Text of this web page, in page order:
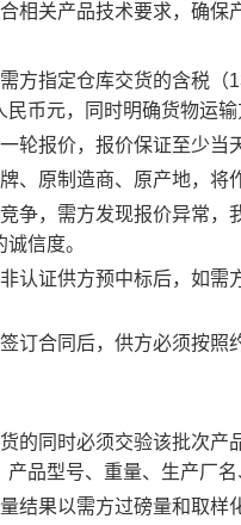
相关产品技术要求，确
方指定仓库交货的含税
币元，同时明确货物运输
轮报价，报价保证至少
、原制造商、原产地，
争，需方发现报价异常
信度。
认证供方预中标后，如
订合同后，供方必须按
的同时必须交验该批次
产品型号、重量、生产厂
结果以需方过磅量和取样